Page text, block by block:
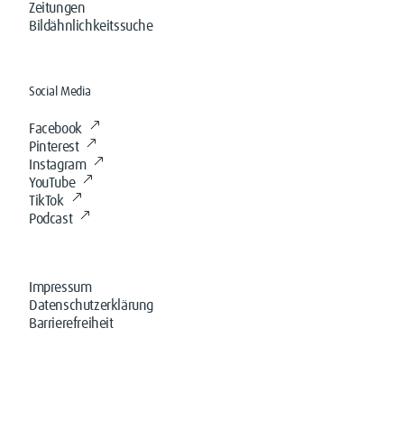
Zeitungen
Bildähnlichkeitssuche
Social Media
Facebook
Pinterest
Instagram
YouTube
TikTok
Podcast
Impressum
Datenschutzerklärung
Barrierefreiheit